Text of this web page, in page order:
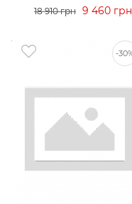
18 910 грн 9 460 грн
-